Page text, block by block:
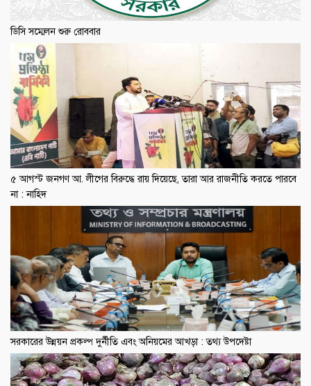
ডিসি সম্মেলন শুরু রোববার
৫ আগস্ট জনগণ আ. লীগের বিরুদ্ধে রায় দিয়েছে, তারা আর রাজনীতি করতে পারবে
না : নাহিদ
সরকারের উন্নয়ন প্রকল্প দুর্নীতি এবং অনিয়মের আখড়া : তথ্য উপদেষ্টা